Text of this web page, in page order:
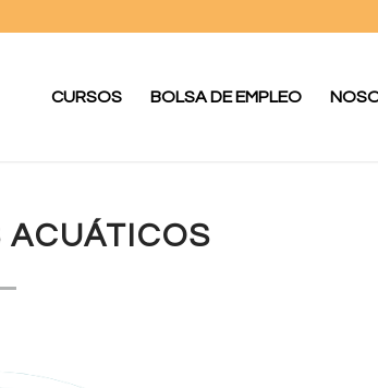
CURSOS BOLSA DE EMPLEO
ACUÁTICOS